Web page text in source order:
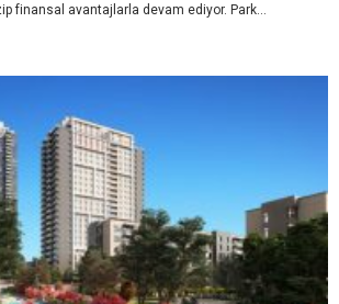
finansal avantajlarla devam ediyor. Park...